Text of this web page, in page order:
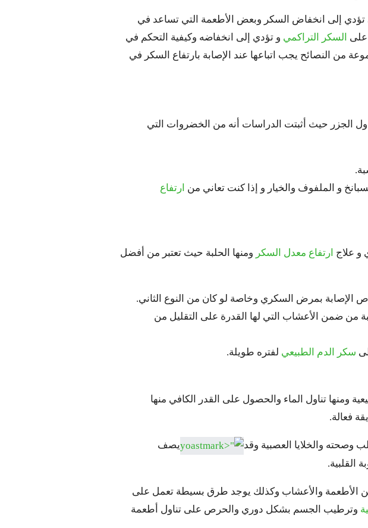
إلى انخفاض السكر وبعض الأطعمة التي تساعد في
على السكر التراكمي و تؤدي إلى انخفاضه وكيفية التحكم في
النصائح يجب اتباعها عند الإصابة بارتفاع السكر في
حيث أثبتت الدراسات أنه من الخضروات التي
و الملفوف والخيار و إذا كنت تعاني من ارتفاع
و علاج ارتفاع معدل السكر ومنها الحلبة حيث تعتبر من أفضل
الإصابة بمرض السكري وخاصة لو كان من النوع الثاني.
من ضمن الأعشاب التي لها القدرة على التقليل من
سكر الدم الطبيعي لفتره طويلة.
ومنها تناول الماء والحصول على القدر الكافي منها
فعالة.
والخلايا العصبية وقد
يصف
القلبية.
الأطعمة والأعشاب وكذلك يوجد طرق بسيطة تعمل على
وترطيب الجسم بشكل دوري والحرص على تناول أطعمة